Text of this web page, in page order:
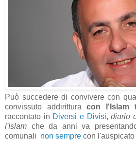
Può succedere di convivere con
convissuto addirittura con l'Islam
raccontato in Diversi e Divisi,diario
l'Islam che da anni va
comunali non sempre con